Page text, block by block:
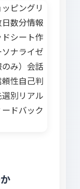
ピングリ
数分情報
シート作
ナライゼ
み）会話
性自己判
別リアル
ドバック